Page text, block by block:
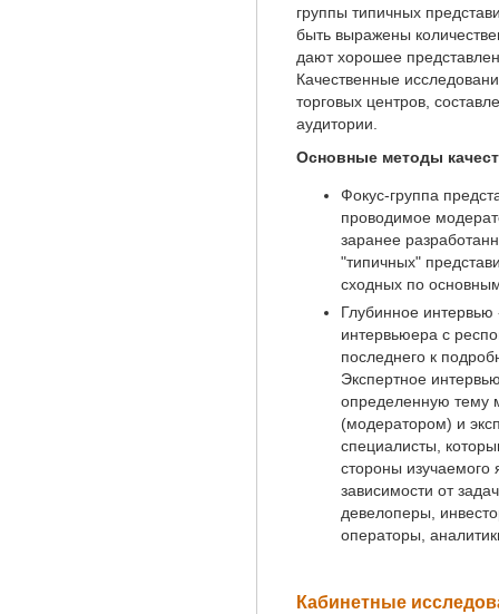
группы типичных
быть выражены
дают хорошее
Качественные
торговых центров,
аудитории.
Основные методы
Фокус-группа
проводимое
заранее
"типичных"
сходных по
Глубинное интервью
интервьюера с
последнего к
Экспертное
определенную тему
(модератором) и
специалисты,
стороны
зависимости от
девелоперы,
операторы,
Кабинетные